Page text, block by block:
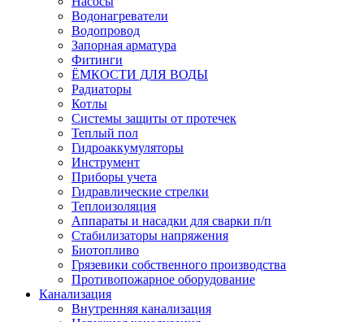
Водонагреватели
Водопровод
Запорная арматура
Фитинги
ЁМКОСТИ ДЛЯ ВОДЫ
Радиаторы
Котлы
Системы защиты от протечек
Теплый пол
Гидроаккумуляторы
Инструмент
Приборы учета
Гидравлические стрелки
Теплоизоляция
Аппараты и насадки для сварки п/п
Стабилизаторы напряжения
Биотопливо
Грязевики собственного производства
Противопожарное оборудование
Канализация
Внутренняя канализация